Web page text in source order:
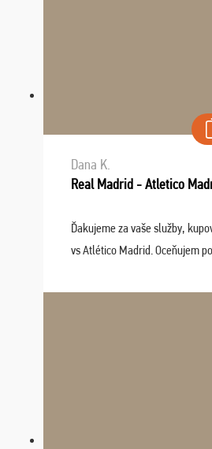
Dana K.
Real Madrid - Atletico
Ďakujeme za vaše služby,
vs Atlético Madrid. Oceňujem
spokojnosti. Sedenie bolo